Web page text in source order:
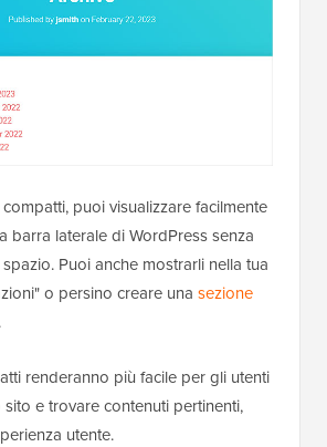
puoi visualizzare facilmente
barra laterale di WordPress senza
Puoi anche mostrarli nella tua
o persino creare una sezione
.
renderanno più facile per gli utenti
e trovare contenuti pertinenti,
utente.